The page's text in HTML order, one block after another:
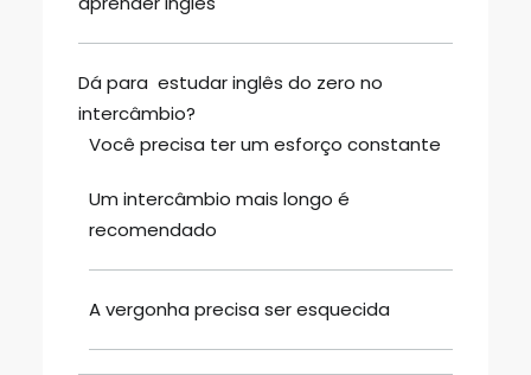
Dá para estudar inglês do zero no
intercâmbio?
Você precisa ter um esforço constante
Um intercâmbio mais longo é
recomendado
A vergonha precisa ser esquecida